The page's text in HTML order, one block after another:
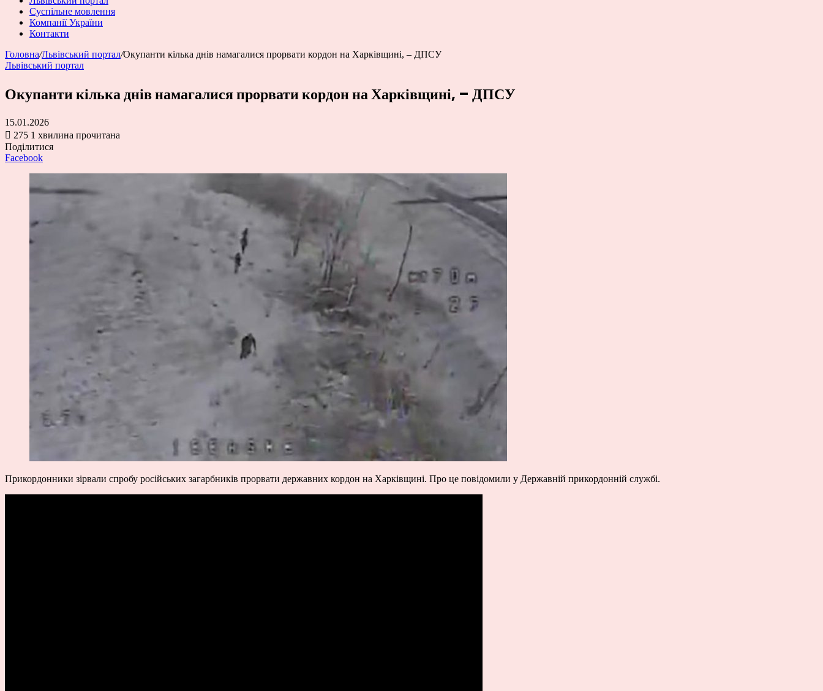
Суспільне мовлення
Компанії України
Контакти
Головна/Львівський портал/Окупанти кілька днів намагалися прорвати кордон на Харківщині, – ДПСУ
Львівський портал
Окупанти кілька днів намагалися прорвати кордон на Харківщині, – ДПСУ
15.01.2026
275 1 хвилина прочитана
Поділитися
Facebook
Прикордонники зірвали спробу російських загарбників прорвати державних кордон на Харківщині. Про це повідомили у Державній прикордонній службі.